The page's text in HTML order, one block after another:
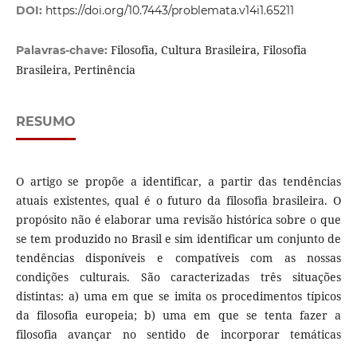
DOI: https://doi.org/10.7443/problemata.v14i1.65211
Palavras-chave: Filosofia, Cultura Brasileira, Filosofia
Brasileira, Pertinência
RESUMO
O artigo se propõe a identificar, a partir das tendências
atuais existentes, qual é o futuro da filosofia brasileira. O
propósito não é elaborar uma revisão histórica sobre o que
se tem produzido no Brasil e sim identificar um conjunto de
tendências disponíveis e compatíveis com as nossas
condições culturais. São caracterizadas três situações
distintas: a) uma em que se imita os procedimentos típicos
da filosofia europeia; b) uma em que se tenta fazer a
filosofia avançar no sentido de incorporar temáticas